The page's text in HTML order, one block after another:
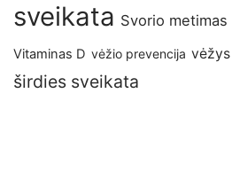
sveikata Svorio metimas
Vitaminas D vėžio prevencija vėžys
širdies sveikata